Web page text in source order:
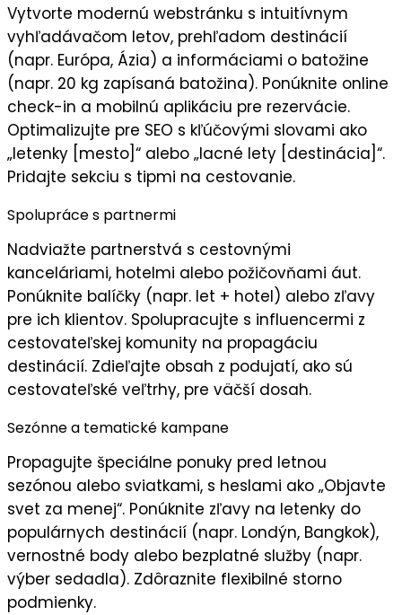
Vytvorte modernú webstránku s intuitívnym
vyhľadávačom letov, prehľadom destinácií
(napr. Európa, Ázia) a informáciami o batožine
(napr. 20 kg zapísaná batožina). Ponúknite online
check-in a mobilnú aplikáciu pre rezervácie.
Optimalizujte pre SEO s kľúčovými slovami ako
„letenky [mesto]“ alebo „lacné lety [destinácia]“.
Pridajte sekciu s tipmi na cestovanie.
Spolupráce s partnermi
Nadviažte partnerstvá s cestovnými
kanceláriami, hotelmi alebo požičovňami áut.
Ponúknite balíčky (napr. let + hotel) alebo zľavy
pre ich klientov. Spolupracujte s influencermi z
cestovateľskej komunity na propagáciu
destinácií. Zdieľajte obsah z podujatí, ako sú
cestovateľské veľtrhy, pre väčší dosah.
Sezónne a tematické kampane
Propagujte špeciálne ponuky pred letnou
sezónou alebo sviatkami, s heslami ako „Objavte
svet za menej“. Ponúknite zľavy na letenky do
populárnych destinácií (napr. Londýn, Bangkok),
vernostné body alebo bezplatné služby (napr.
výber sedadla). Zdôraznite flexibilné storno
podmienky.